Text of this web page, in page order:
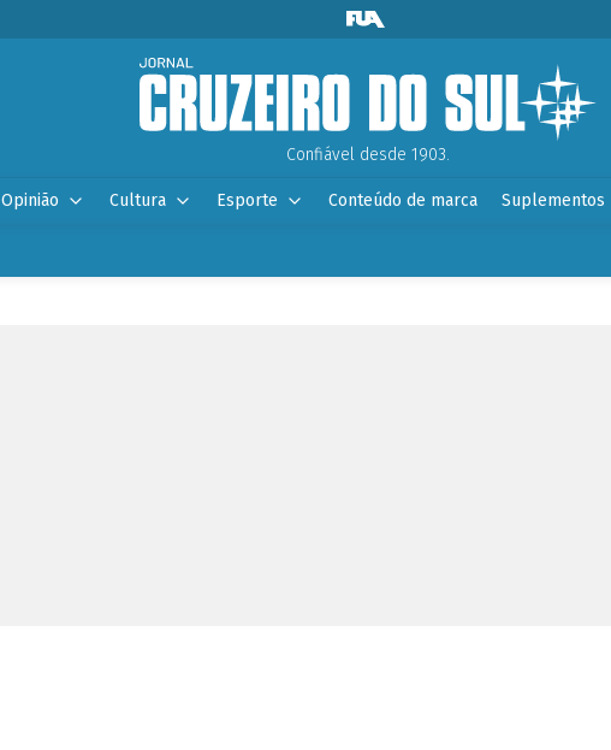
Confiável desde 1903.
Opinião Cultura Esporte Conteúdo de marca Suplementos